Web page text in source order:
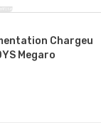
Chargeu
Megaro